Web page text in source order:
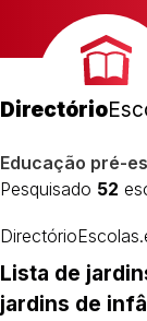
Directório
Educação pré-
Pesquisado 52
Lista de
jardins de